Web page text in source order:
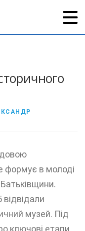
формує в молоді
музей. Під
ключові етапи